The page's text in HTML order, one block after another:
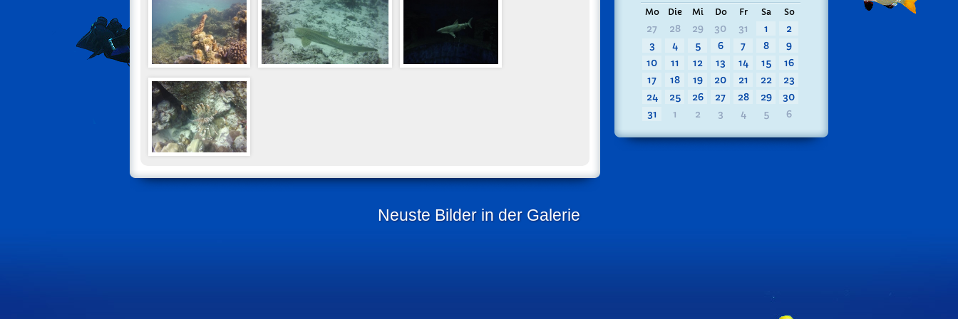
Mo Die Mi Do Fr Sa So
27 28 29 30 31 1
2
3
4 5 6 7 8
9
10
11 12 13 14 15
16
17
18 19 20 21 22
23
24
25 26 27 28 29
30
31
1 2 3 4 5 6
Neuste Bilder in der Galerie